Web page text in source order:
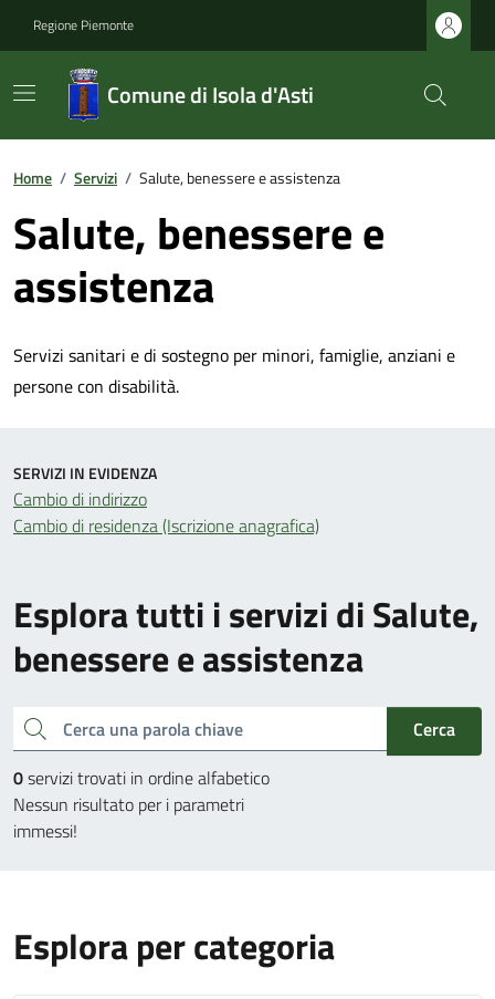
Regione Piemonte
Comune di Isola d'Asti
Home / Servizi / Salute, benessere e assistenza
Salute, benessere e
assistenza
Servizi sanitari e di sostegno per minori, famiglie, anziani e
persone con disabilità.
Esplora tutti i servizi di Salute,
benessere e assistenza
Cerca una parola chiave
Cerca
0servizi trovati in ordine alfabetico
Nessun risultato per i parametri
immessi!
SERVIZI IN EVIDENZA
Cambio di indirizzo
Cambio di residenza (Iscrizione anagrafica)
Esplora per categoria